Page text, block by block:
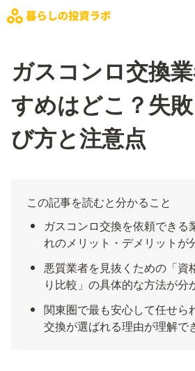
ガスコンロ交換
すめはどこ？失
び方と注意点
この記事を読むと分かること
ガスコンロ交換を依頼できる
れのメリット・デメリットが
悪質業者を見抜くための「資
り比較」の具体的な方法が分
関東圏で最も安心して任せら
交換が選ばれる理由が理解で